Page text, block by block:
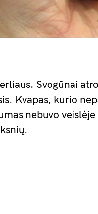
Svogūnai
Kvapas, kurio
nebuvo